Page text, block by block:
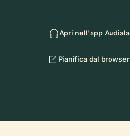
Apri nell'app Audiala
Pianifica dal browser